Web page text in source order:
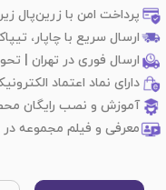
پرداخت امن با زرین‌پال
ارسال سریع با چاپار،
ارسال فوری در تهران |
دارای نماد اعتماد
آموزش و نصب رایگان
معرفی و فیلم مجموعه در